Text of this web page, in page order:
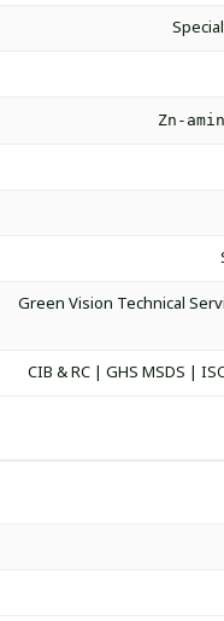
Zn-
Green Vision Technical
CIB & RC | GHS MSDS |